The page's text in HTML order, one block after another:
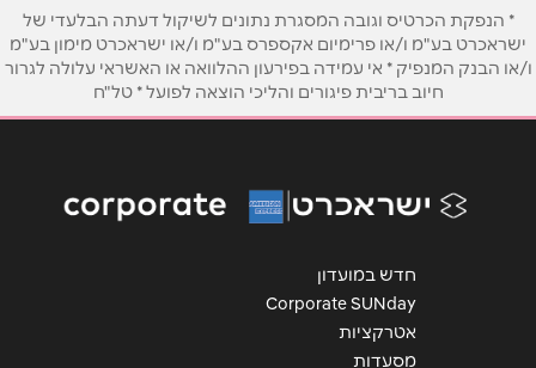
טלפון*
נושא *
הודעה*
* הנפקת הכרטיס וגובה המסגרת נתונים לשיקול דעתה הבלעדי של
ישראכרט בע"מ ו/או פרימיום אקספרס בע"מ ו/או ישראכרט מימון בע"מ
ו/או הבנק המנפיק * אי עמידה בפירעון ההלוואה או האשראי עלולה לגרור
חיוב בריבית פיגורים והליכי הוצאה לפועל * טל"ח
חדש במועדון
Corporate SUNday
אטרקציות
מסעדות